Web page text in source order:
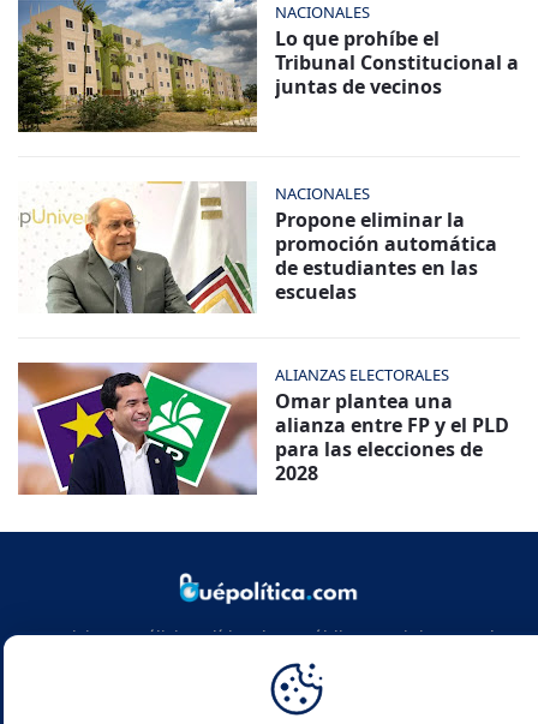
NACIONALES
Lo que prohíbe el
Tribunal Constitucional a
juntas de vecinos
NACIONALES
Propone eliminar la
promoción automática
de estudiantes en las
escuelas
ALIANZAS ELECTORALES
Omar plantea una
alianza entre FP y el PLD
para las elecciones de
2028
Noticias y análisis político de República Dominicana y el
mundo. Infórmate con rigor, actualidad y las claves de la
política global.